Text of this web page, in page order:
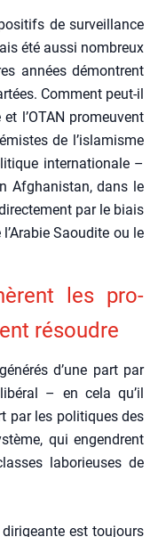
de sur­veillance
été aus­si nom­breux
années démontrent
Com­ment peut-il
l’O­TAN pro­meuvent
de l’is­la­misme
inter­na­tio­nale –
Afgha­nis­tan, dans le
par le biais
Saou­dite ou le
les pro­
résoudre
d’une part par
– en cela qu’il
par les poli­tiques des
qui engendrent
labo­rieuses de
est tou­jours